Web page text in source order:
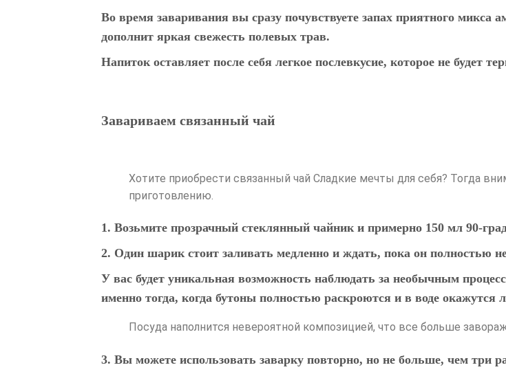
Во время заваривания вы сразу почувствуете запах приятного микса
дополнит яркая свежесть полевых трав.
Напиток оставляет после себя легкое послевкусие, которое не будет
Завариваем связанный чай
Хотите приобрести связанный чай Сладкие мечты для себя? Тогда
приготовлению.
1. Возьмите прозрачный стеклянный чайник и примерно 150 мл 90-
2. Один шарик стоит заливать медленно и ждать, пока он полностью
У вас будет уникальная возможность наблюдать за необычным
именно тогда, когда бутоны полностью раскроются и в воде
Посуда наполнится невероятной композицией, что все больше
3. Вы можете использовать заварку повторно, но не больше, чем три